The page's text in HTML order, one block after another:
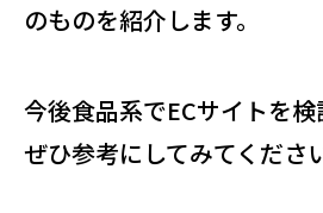
のものを紹介します。
今後食品系でECサイトを
ぜひ参考にしてみてくださ